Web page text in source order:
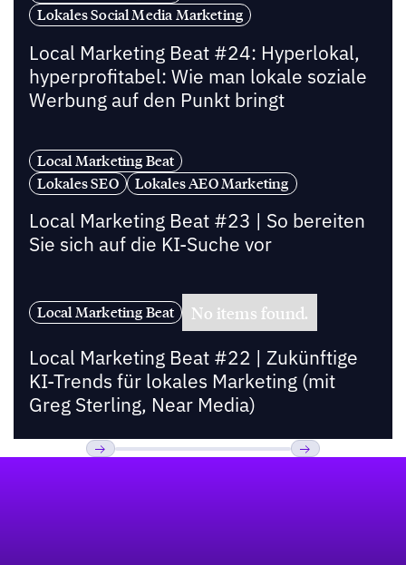
Lokales Social Media Marketing
Local Marketing Beat #24: Hyperlokal,
hyperprofitabel: Wie man lokale soziale
Werbung auf den Punkt bringt
Local Marketing Beat
Lokales SEO
Lokales AEO Marketing
Local Marketing Beat #23 | So bereiten
Sie sich auf die KI-Suche vor
Local Marketing Beat No items found.
Local Marketing Beat #22 | Zukünftige
KI-Trends für lokales Marketing (mit
Greg Sterling, Near Media)